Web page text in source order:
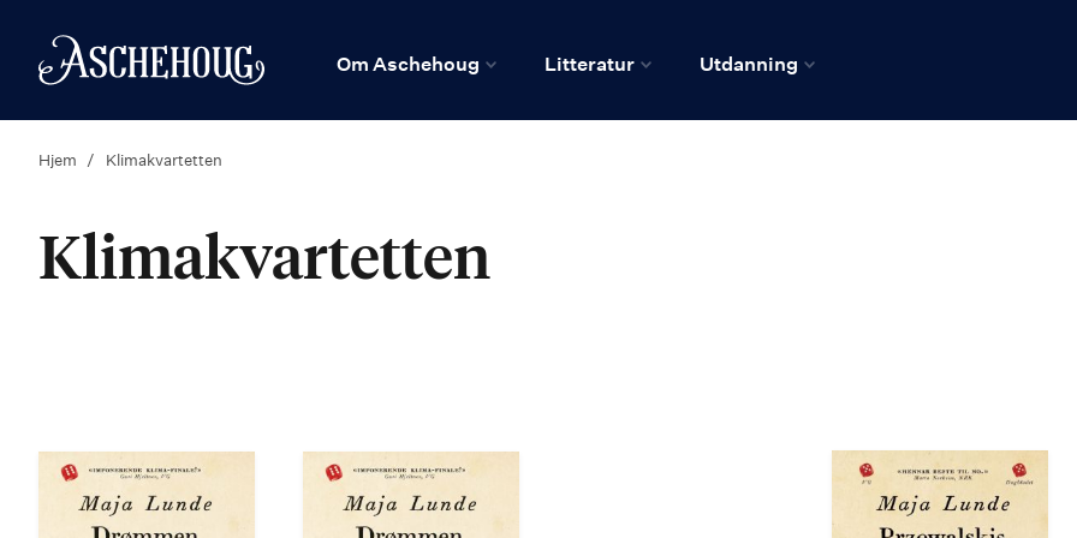
Hjem
Om Aschehoug Litteratur Utdanning
Hjem Klimakvartetten
Klimakvartetten